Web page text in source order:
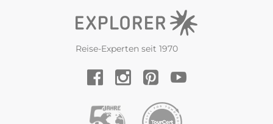
Reise-Experten seit 1970